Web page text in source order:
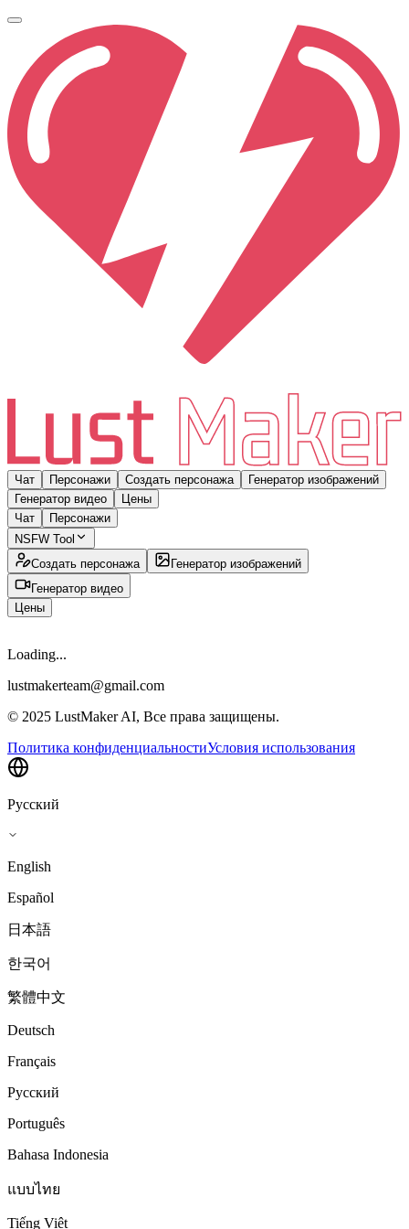
Чат Персонажи Создать персонажа
Генератор изображений
Генератор видео
Цены
Чат
Персонажи
NSFW Tool
Создать персонажа
Генератор изображений
Генератор видео
Цены
Loading...
lustmakerteam@gmail.com
© 2025 LustMaker AI, Все права защищены.
Политика конфиденциальностиУсловия использования
Русский
English
Español
日本語
한국어
繁體中文
Deutsch
Français
Русский
Português
Bahasa Indonesia
แบบไทย
Tiếng Việt